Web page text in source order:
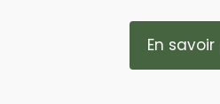
En savoir